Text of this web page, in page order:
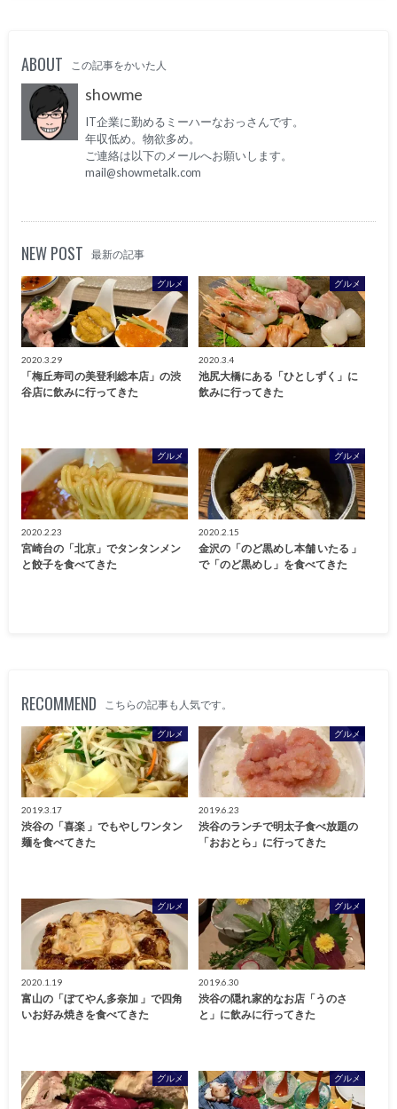
ABOUT この記事をかいた人
showme
IT企業に勤めるミーハーなおっさんです。
年収低め。物欲多め。
ご連絡は以下のメールへお願いします。
mail@showmetalk.com
NEW POST 最新の記事
グルメ
2020.3.29
「梅丘寿司の美登利総本店」の渋
谷店に飲みに行ってきた
グルメ
2020.3.4
池尻大橋にある「ひとしずく」に
飲みに行ってきた
グルメ
2020.2.23
宮崎台の「北京」でタンタンメン
と餃子を食べてきた
グルメ
2020.2.15
金沢の「のど黒めし本舗 いたる 」
で「のど黒めし」を食べてきた
RECOMMEND こちらの記事も人気です。
グルメ
2019.3.17
渋谷の「喜楽 」でもやしワンタン
麺を食べてきた
グルメ
2019.6.23
渋谷のランチで明太子食べ放題の
「おおとら」に行ってきた
グルメ
2020.1.19
富山の「ぼてやん多奈加 」で四角
いお好み焼きを食べてきた
グルメ
2019.6.30
渋谷の隠れ家的なお店「うのさ
と」に飲みに行ってきた
グルメ グルメ